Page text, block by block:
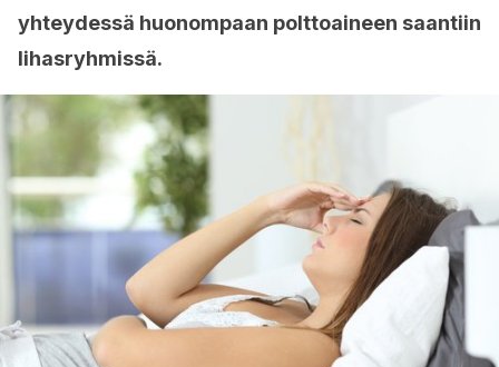
yhteydessä huonompaan polttoaineen saantiin
lihasryhmissä.